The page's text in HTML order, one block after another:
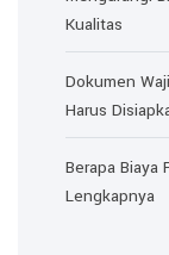
Kualitas
Dokumen
Harus
Berapa Biaya
Lengkapnya